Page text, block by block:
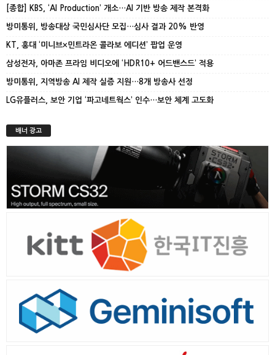
[종합] KBS, ‘AI Production’ 개소…AI 기반 방송 제작 본격화
방미통위, 방송대상 국민심사단 모집…심사 결과 20% 반영
KT, 홍대 ‘미니브×민트라온 콜라보 에디션’ 팝업 운영
삼성전자, 아마존 프라임 비디오에 ‘HDR10+ 어드밴스드’ 적용
방미통위, 지역방송 AI 제작 실증 지원…8개 방송사 선정
LG유플러스, 보안 기업 ‘파고네트웍스’ 인수…보안 체계 고도화
배너 광고